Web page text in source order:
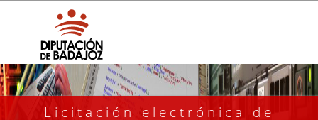
Licitación electrónica de